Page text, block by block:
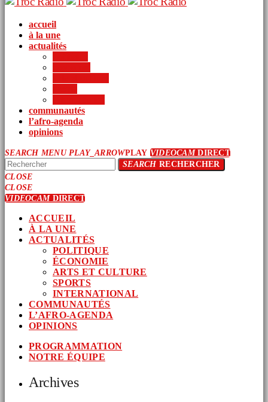
accueil
à la une
actualités
communautés
l’afro-agenda
opinions
SEARCH MENU PLAY_ARROWPLAY VIDEOCAMDIRECT
SEARCHRECHERCHER
CLOSE
CLOSE
VIDEOCAMDIRECT
ACCUEIL
À LA UNE
ACTUALITÉS
POLITIQUE
ÉCONOMIE
ARTS ET CULTURE
SPORTS
INTERNATIONAL
COMMUNAUTÉS
L’AFRO-AGENDA
OPINIONS
PROGRAMMATION
NOTRE ÉQUIPE
Archives